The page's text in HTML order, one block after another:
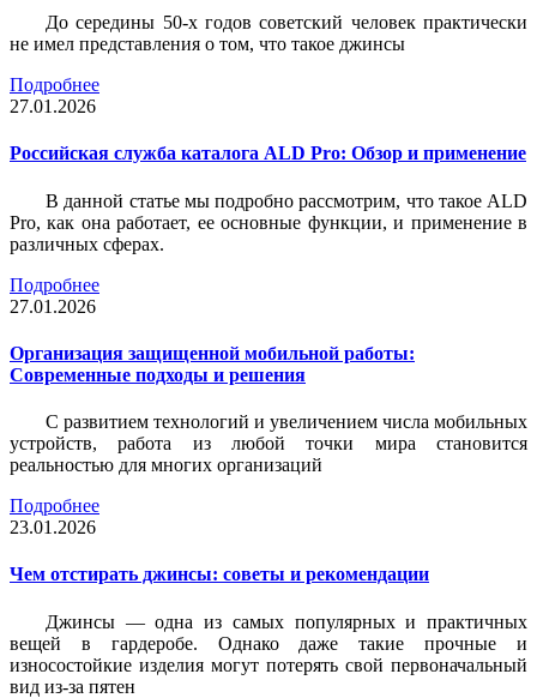
До середины 50-х годов советский человек практически
не имел представления о том, что такое джинсы
Подробнее
27.01.2026
Российская служба каталога ALD Pro: Обзор и применение
В данной статье мы подробно рассмотрим, что такое ALD
Pro, как она работает, ее основные функции, и применение в
различных сферах.
Подробнее
27.01.2026
Организация защищенной мобильной работы:
Современные подходы и решения
С развитием технологий и увеличением числа мобильных
устройств, работа из любой точки мира становится
реальностью для многих организаций
Подробнее
23.01.2026
Чем отстирать джинсы: советы и рекомендации
Джинсы — одна из самых популярных и практичных
вещей в гардеробе. Однако даже такие прочные и
износостойкие изделия могут потерять свой первоначальный
вид из-за пятен